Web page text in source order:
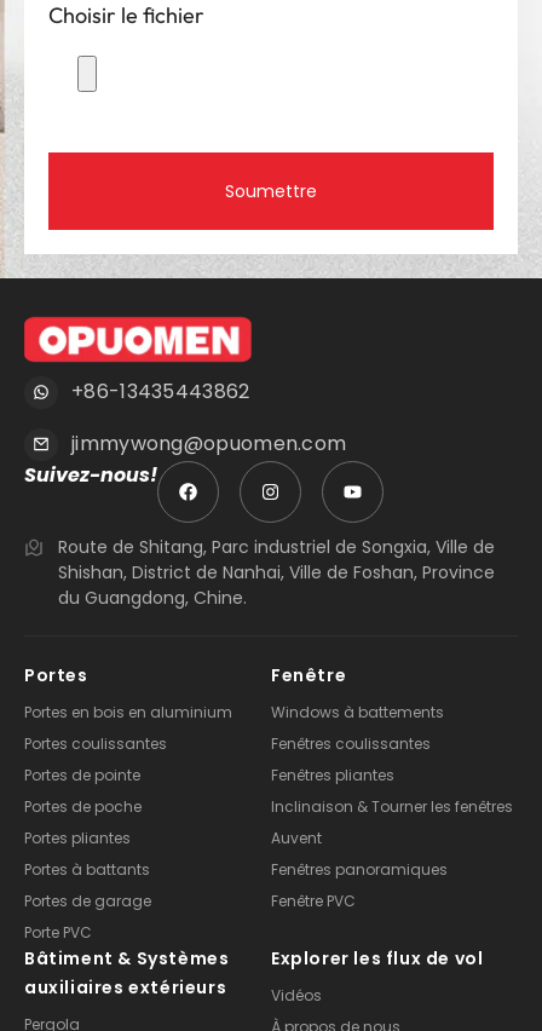
Choisir le fichier
Soumettre
+86-13435443862
jimmywong@opuomen.com
Suivez-nous!
Route de Shitang, Parc industriel de Songxia, Ville de
Shishan, District de Nanhai, Ville de Foshan, Province
du Guangdong, Chine.
Portes
Portes en bois en aluminium
Portes coulissantes
Portes de pointe
Portes de poche
Portes pliantes
Portes à battants
Portes de garage
Porte PVC
Fenêtre
Windows à battements
Fenêtres coulissantes
Fenêtres pliantes
Inclinaison & Tourner les fenêtres
Auvent
Fenêtres panoramiques
Fenêtre PVC
Bâtiment & Systèmes
auxiliaires extérieurs
Pergola
Explorer les flux de vol
Vidéos
À propos de nous